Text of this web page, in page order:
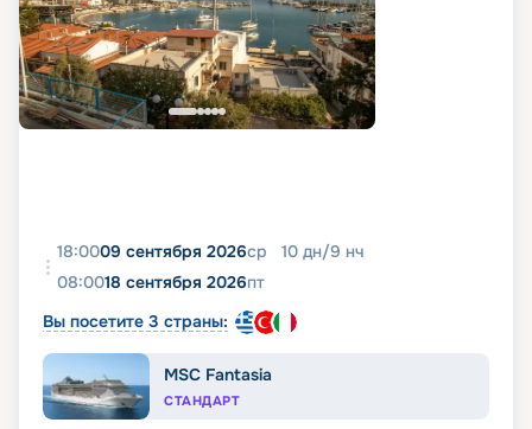
18:0009 сентября 2026ср 10 дн/9 нч
08:0018 сентября 2026пт
Вы посетите 3 страны:
MSC Fantasia
СТАНДАРТ